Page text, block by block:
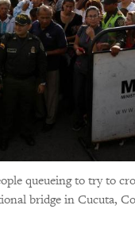
queueing to try to
bridge in Cucuta,